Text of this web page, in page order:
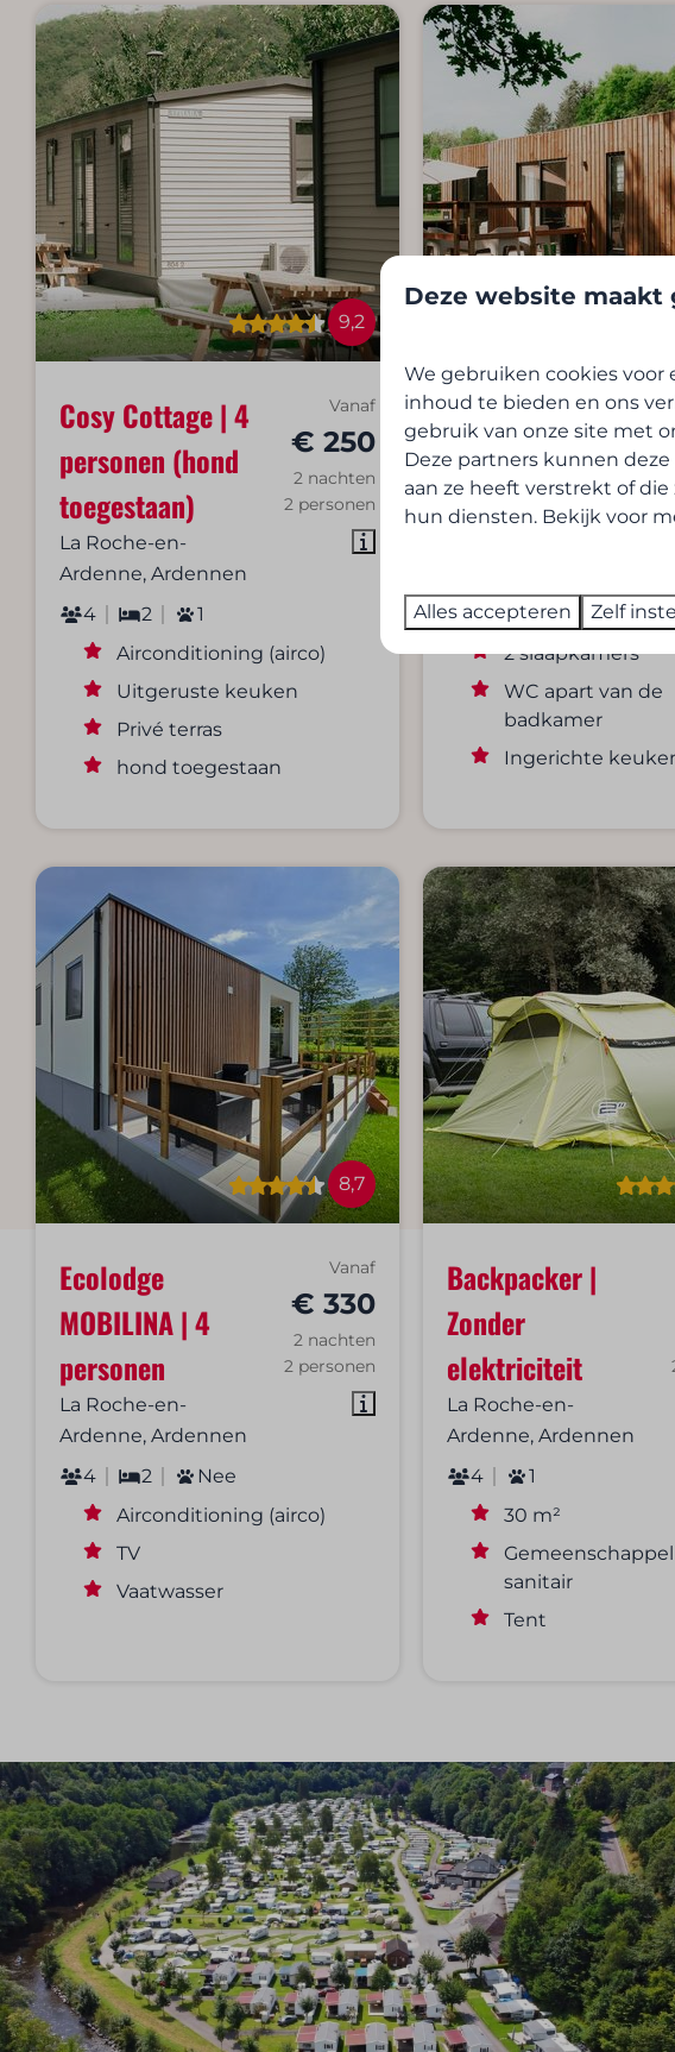
9,2
Vanaf
€ 250
2 nachten
2 personen
Cosy Cottage | 4
personen (hond
toegestaan)
La Roche-en-
Ardenne, Ardennen
4
2
1
Airconditioning (airco)
Uitgeruste keuken
Privé terras
hond toegestaan
Ecolodge
MOBIWOOD | 4
personen
4
2
Nee
2 slaapkamers
WC apart van de
badkamer
Ingerichte
8,7
Vanaf
€ 330
2 nachten
2 personen
Ecolodge
MOBILINA | 4
personen
La Roche-en-
Ardenne, Ardennen
4
2
Nee
Airconditioning (airco)
TV
Vaatwasser
Backpacker |
Zonder
elektriciteit
La Roche-en-
Ardenne, Ardennen
4
1
30 m²
sanitair
Tent
Deze website maakt
We gebruiken cookies voor
inhoud te bieden en ons
gebruik van onze site met
Deze partners kunnen
aan ze heeft verstrekt of
hun diensten. Bekijk voor
Alles accepteren Zelf